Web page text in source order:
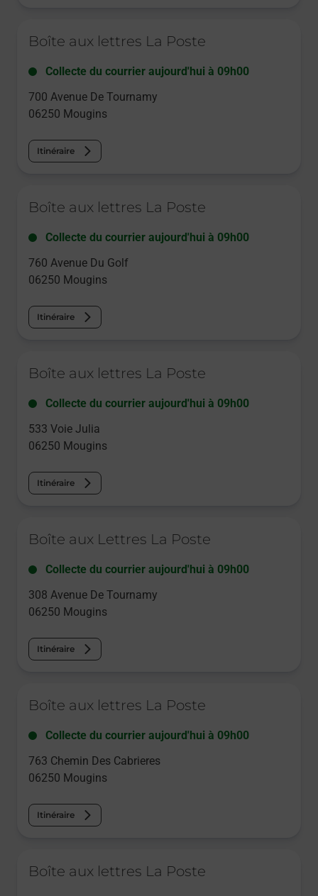
Boîte aux lettres La Poste
Collecte du courrier aujourd'hui à 09h00
700 Avenue De Tournamy
06250 Mougins
Itinéraire
Boîte aux lettres La Poste
Collecte du courrier aujourd'hui à 09h00
760 Avenue Du Golf
06250 Mougins
Itinéraire
Boîte aux lettres La Poste
Collecte du courrier aujourd'hui à 09h00
533 Voie Julia
06250 Mougins
Itinéraire
Boîte aux Lettres La Poste
Collecte du courrier aujourd'hui à 09h00
308 Avenue De Tournamy
06250 Mougins
Itinéraire
Boîte aux lettres La Poste
Collecte du courrier aujourd'hui à 09h00
763 Chemin Des Cabrieres
06250 Mougins
Itinéraire
Boîte aux lettres La Poste